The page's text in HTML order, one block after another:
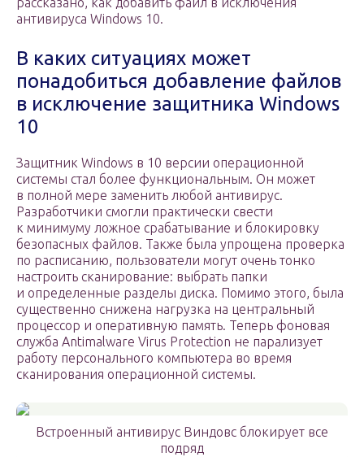
антивируса Windows 10.
В каких ситуациях может
понадобиться добавление файлов
в исключение защитника Windows
10
Защитник Windows в 10 версии операционной
системы стал более функциональным. Он может
в полной мере заменить любой антивирус.
Разработчики смогли практически свести
к минимуму ложное срабатывание и блокировку
безопасных файлов. Также была упрощена проверка
по расписанию, пользователи могут очень тонко
настроить сканирование: выбрать папки
и определенные разделы диска. Помимо этого, была
существенно снижена нагрузка на центральный
процессор и оперативную память. Теперь фоновая
служба Antimalware Virus Protection не парализует
работу персонального компьютера во время
сканирования операционной системы.
Встроенный антивирус Виндовс блокирует все
подряд